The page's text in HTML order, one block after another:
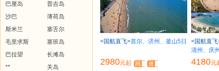
巴厘岛
普吉岛
沙巴
薄荷岛
斯米兰
塞舌尔
毛里求斯
塞班岛
巴拉望
长滩岛
**
关岛
<国航直飞>首尔、济州、釜山5日
2980元起
<国航直飞
清州、庆
4180元